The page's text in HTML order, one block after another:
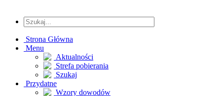
Strona Główna
Menu
Aktualności
Strefa pobierania
Szukaj
Przydatne
Wzory dowodów